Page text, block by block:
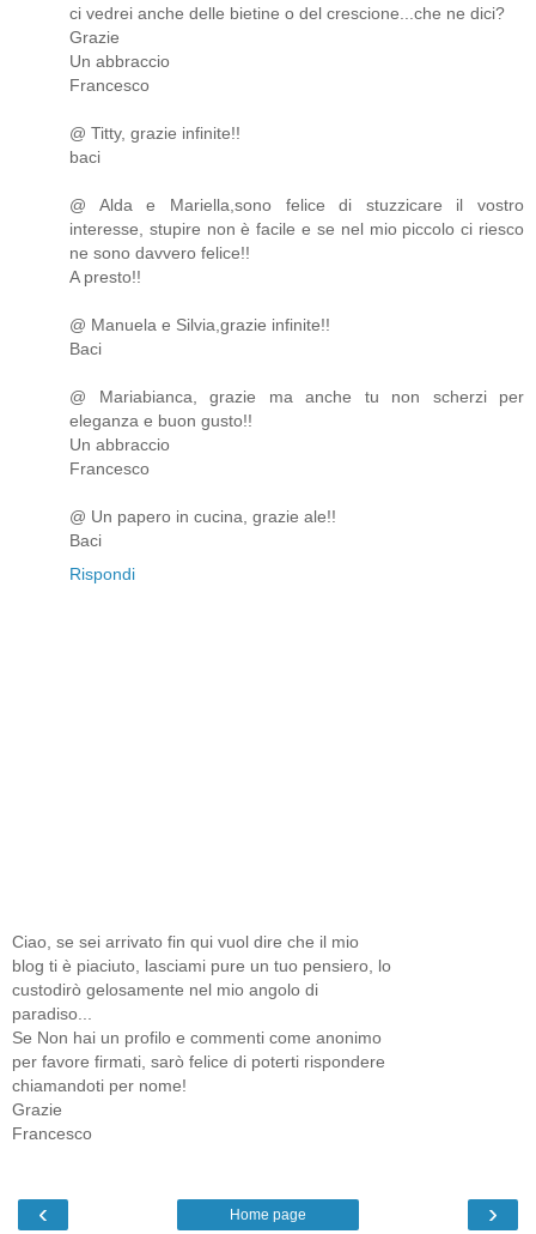
ci vedrei anche delle bietine o del crescione...che ne dici?
Grazie
Un abbraccio
Francesco
@ Titty, grazie infinite!!
baci
@ Alda e Mariella,sono felice di stuzzicare il vostro
interesse, stupire non è facile e se nel mio piccolo ci riesco
ne sono davvero felice!!
A presto!!
@ Manuela e Silvia,grazie infinite!!
Baci
@ Mariabianca, grazie ma anche tu non scherzi per
eleganza e buon gusto!!
Un abbraccio
Francesco
@ Un papero in cucina, grazie ale!!
Baci
Rispondi
Ciao, se sei arrivato fin qui vuol dire che il mio
blog ti è piaciuto, lasciami pure un tuo pensiero, lo
custodirò gelosamente nel mio angolo di
paradiso...
Se Non hai un profilo e commenti come anonimo
per favore firmati, sarò felice di poterti rispondere
chiamandoti per nome!
Grazie
Francesco
‹ ›
Home page